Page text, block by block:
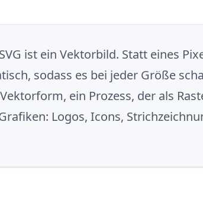
ist ein Vektorbild. Statt eines
sodass es bei jeder Größe
ein Prozess, der als
Logos, Icons,